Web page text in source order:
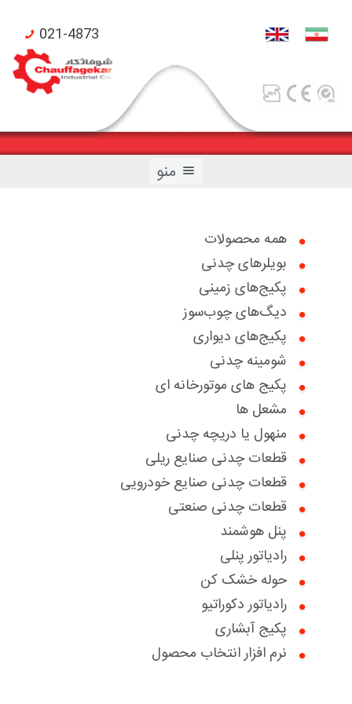
021-4873
منو
صفحه اصلی
محصولات شوفاژکار
محصولات تکنومتال
گواهینامه ها
درباره ما
سوالات متداول
تماس با ما
دانلود کاتالوگ ها
درباره ما
مقالات آموزشی
بخش خدمات مشتریان
درخواست خدمات
بخش پرتال فروش
بخش پرتال خدمات فروش
درخواست همکاری با ما
تعویض سبز
همه محصولات
بویلرهای چدنی
پکیج‌های زمینی
دیگ‌های چوب‌سوز
پکیج‌های دیواری
شومینه چدنی
پکیج های موتورخانه ای
مشعل ها
منهول یا دریچه چدنی
قطعات چدنی صنایع ریلی
قطعات چدنی صنایع خودرویی
قطعات چدنی صنعتی
پنل هوشمند
رادیاتور پنلی
حوله خشک کن
رادیاتور دکوراتیو
پکیج آبشاری
نرم افزار انتخاب محصول